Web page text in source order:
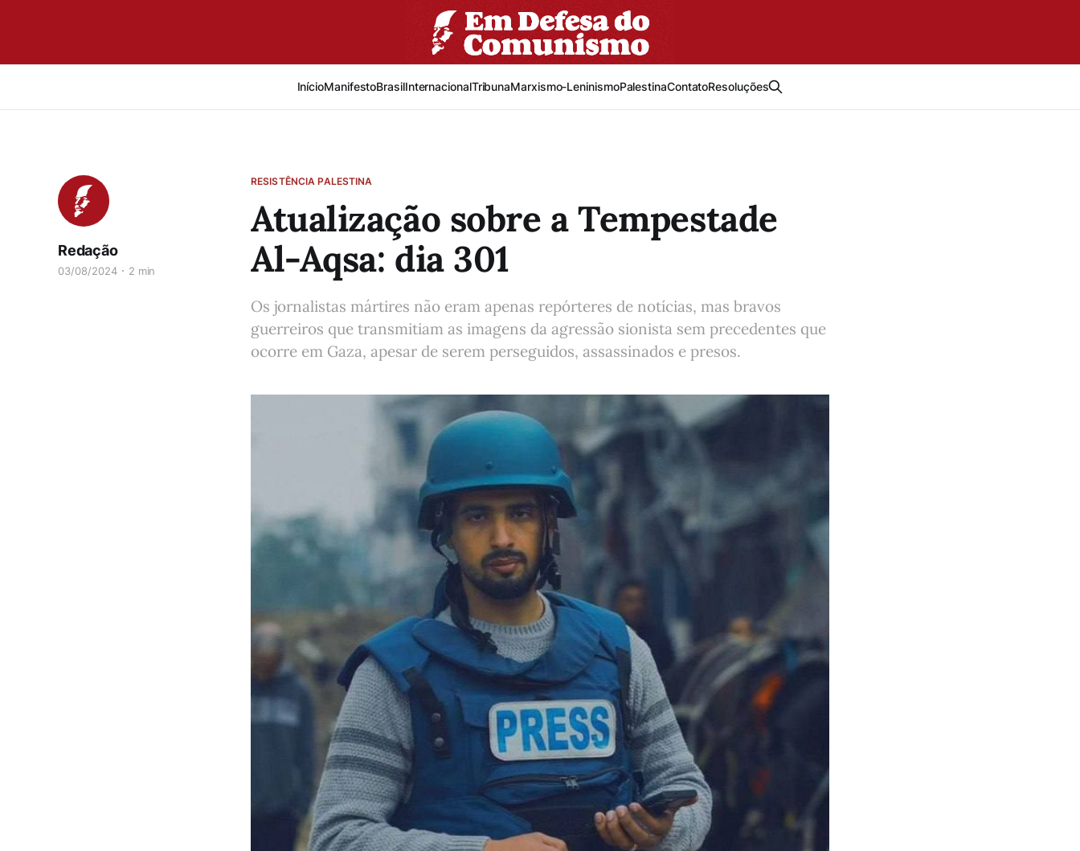
InícioManifestoBrasilInternacionalTribunaMarxismo-LeninismoPalestinaContatoResoluções
RESISTÊNCIA PALESTINA
Atualização sobre a Tempestade
Al-Aqsa: dia 301
Redação
03/08/2024 2 min
Os jornalistas mártires não eram apenas repórteres de notícias, mas bravos
guerreiros que transmitiam as imagens da agressão sionista sem precedentes que
ocorre em Gaza, apesar de serem perseguidos, assassinados e presos.